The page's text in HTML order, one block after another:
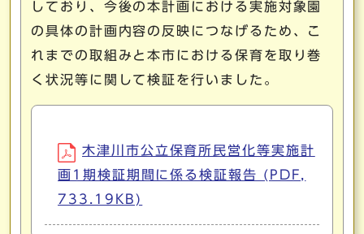
しており、今後の本計画における実施対象園
の具体の計画内容の反映につなげるため、こ
れまでの取組みと本市における保育を取り巻
く状況等に関して検証を行いました。
木津川市公立保育所民営化等実施計
画1期検証期間に係る検証報告 (PDF,
733.19KB)